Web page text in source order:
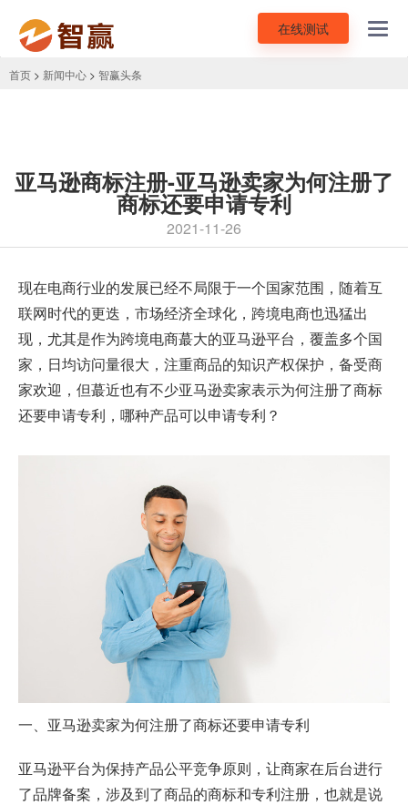
在线测试
首页 > 新闻中心 > 智赢头条
亚马逊商标注册-亚马逊卖家为何注册了
商标还要申请专利
2021-11-26
现在电商行业的发展已经不局限于一个国家范围，随着互
联网时代的更迭，市场经济全球化， 跨境电商也迅猛出
现，尤其是作为跨境电商蕞大的亚马逊平台 ，覆盖多个国
家，日均访问量很大，注重商品的知识产权保护，备受商
家欢迎，但蕞近也有不少亚马逊卖家表示为何注册了商标
还要申请专利，哪种产品可以申请专利？
一、 亚马逊卖家为何注册了商标还要申请专利
亚马逊平台为保持产品公平竞争原则，让商家在后台进行
了品牌备案，涉及到了商品的商标和专利注册，也就是说